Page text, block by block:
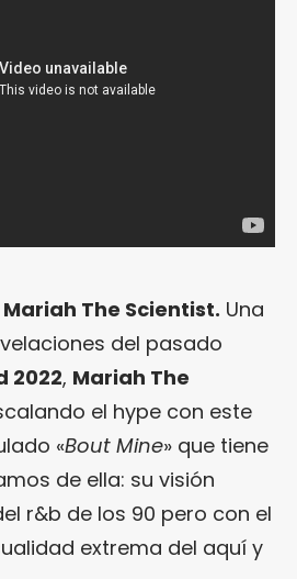
Mariah The Scientist. Una
del pasado
2022, Mariah The
el hype con este
«Bout Mine» que tiene
de ella: su visión
r&b de los 90 pero con el
extrema del aquí y